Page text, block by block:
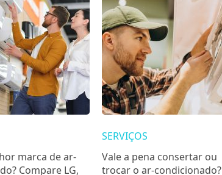
marca de ar-
Compare LG,
SERVIÇOS
Vale a pena consertar ou
trocar o ar-condicionado?